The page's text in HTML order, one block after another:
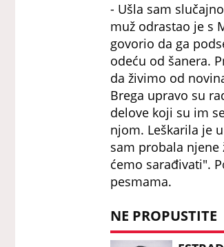
- Ušla sam
muž odrastao je s
govorio da ga
odeću od šanera.
da živimo od
Brega upravo su
delove koji su im
njom. Leškarila je
sam probala njene
ćemo sarađivati".
pesmama.
NE PROPUSTITE